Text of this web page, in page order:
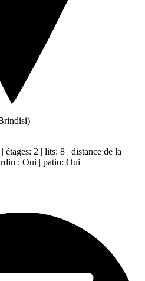
| étages: 2 | lits: 8 | distance de la
: Oui | patio: Oui